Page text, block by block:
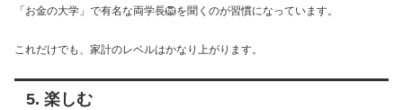
「お金の大学」で有名な両学長🦁を聞くのが習慣になっています。
これだけでも、家計のレベルはかなり上がります。
5. 楽しむ